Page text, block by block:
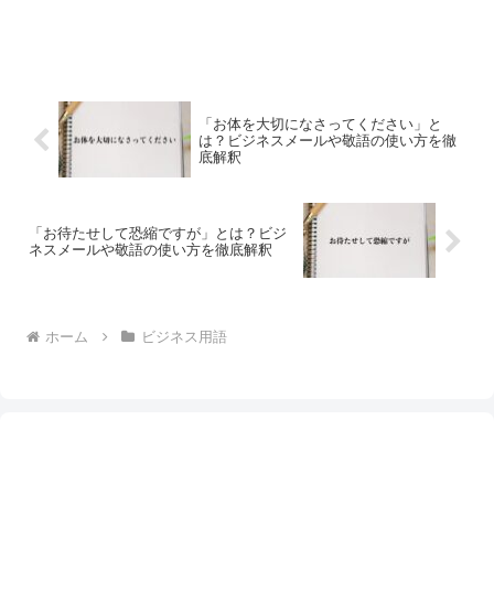
「お体を大切になさってください」と
は？ビジネスメールや敬語の使い方を徹
底解釈
「お待たせして恐縮ですが」とは？ビジ
ネスメールや敬語の使い方を徹底解釈
ホーム ビジネス用語